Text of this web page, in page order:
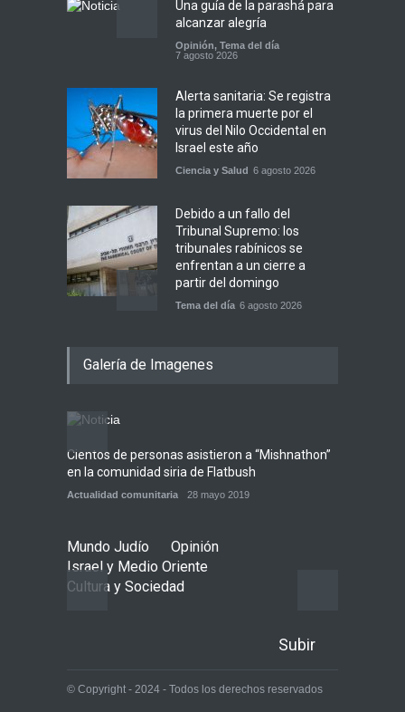
Una guía de la parashá para
alcanzar alegría
Opinión, Tema del día
7 agosto 2026
Alerta sanitaria: Se registra
la primera muerte por el
virus del Nilo Occidental en
Israel este año
Ciencia y Salud 6 agosto 2026
Debido a un fallo del
Tribunal Supremo: los
tribunales rabínicos se
enfrentan a un cierre a
partir del domingo
Tema del día 6 agosto 2026
nuevo avión gubernamental
6 agosto 2026
5 datos para Shabat
Galería de Imagenes
Cientos de personas asistieron a “Mishnathon”
en la comunidad siria de Flatbush
Actualidad comunitaria 28 mayo 2019
Mundo Judío
Opinión
Israel y Medio Oriente
Cultura y Sociedad
Subir
© Copyright - 2024 - Todos los derechos reservados